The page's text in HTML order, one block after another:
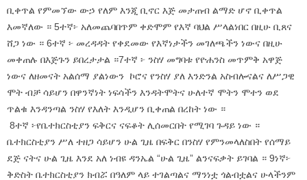
ቢቀጥል የምመኘው ውኃ የለም እንጂ ቢኖር እጅ መታጠብ ልማድ ሆኖ ቢቀጥል
እመኛለው ። 5ተኛ፦ አለመጨባበጥም ቀድሞም የእኛ ባህል ሥላልነበር በዚሁ ቢጸና
ሸጋ ነው ። 6ተኛ ፦ መረዳዳት የቀደመው የእኛነታችን መገለጫችን ነውና በዚሁ
መቀጠሉ በእጅጉን ይበረታታል ።7ተኛ ፦ ንስሃ መግባቱ የዮሐንስ መጥምቅ አዋጅ
ነውና ለዘመናት አልሰማ ያልነውን ኮሮና የንስሃ ያለ እንድንል አስብሎናልና ለሥጋዊ
ሞት ብቻ ሳይሆን በዋንኛነት ነፍሳችን እንዳትሞትና ሁለተኛ ሞትን ሞተን ወደ
ጥልቁ እንዳንጣል ንስሃ የእለት እንዲሆን ቢቀጠል በረከት ነው ።
8ተኛ ፦የቤተክርስቲያን ፍቅርና ናፍቆት ሊሰመርበት የሚገባ ጉዳይ ነው ።
ቤተክርስቲያን ሥለ ተዘጋ ሳይሆን ሁል ጊዜ በፍቅር በንስሃ የምንመላለስበት የሰማይ
ደጅ ናትና ሁል ጊዜ እንደ አለ ነብዩ ዳንኤል “ሁል ጊዜ” ልንናፍቃት ይገባል ። 9ነኛ፦
ቅድስት ቤተክርስቲያን ክብሯ በዓለም ላይ ተገልጣልና ማንነቷ ጎልብቷልና ሁላችንም